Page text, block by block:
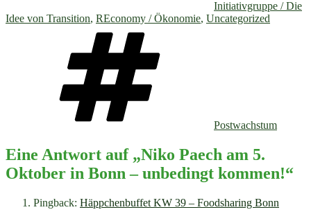
Initiativgruppe / Die
Idee von Transition, REconomy / Ökonomie, Uncategorized
Postwachstum
Eine Antwort auf „Niko Paech am 5.
Oktober in Bonn – unbedingt kommen!“
Pingback: Häppchenbuffet KW 39 – Foodsharing Bonn